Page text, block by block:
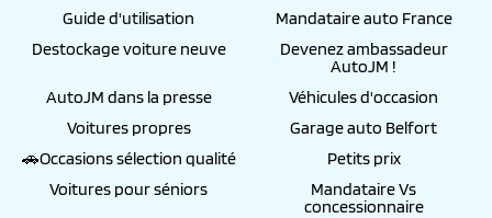
Guide d'utilisation
Mandataire auto France
Destockage voiture neuve
Devenez ambassadeur
AutoJM !
AutoJM dans la presse
Véhicules d'occasion
Voitures propres
Garage auto Belfort
🚗Occasions sélection qualité
Petits prix
Voitures pour séniors
Mandataire Vs
concessionnaire